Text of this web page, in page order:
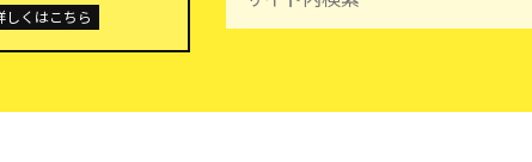
しくはこちら